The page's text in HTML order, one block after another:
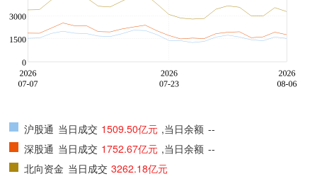
沪股通 当日成交 1509.50亿元 ,当日余额 --
深股通 当日成交 1752.67亿元 ,当日余额 --
北向资金 当日成交 3262.18亿元